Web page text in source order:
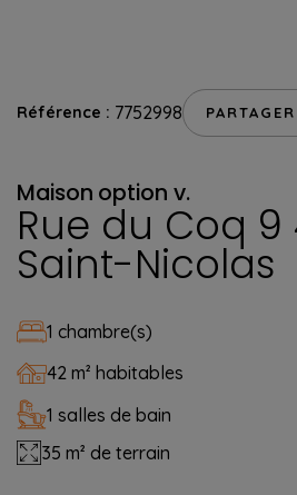
Référence : 7752998 PARTAGER
Maison option v.
Rue du Coq 9
Saint-Nicolas
1 chambre(s)
42 m² habitables
1 salles de bain
35 m² de terrain